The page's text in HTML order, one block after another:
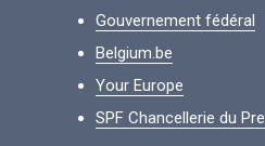
Gouvernement fédéral
Belgium.be
Your Europe
SPF Chancellerie du